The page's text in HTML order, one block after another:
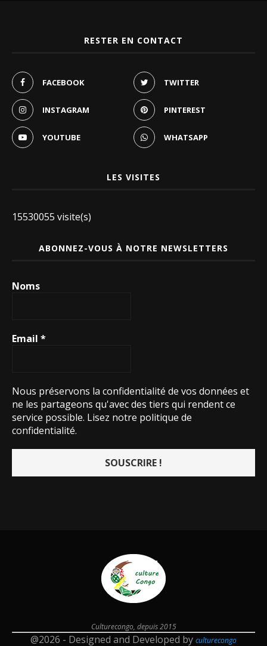
RESTER EN CONTACT
FACEBOOK TWITTER
INSTAGRAM PINTEREST
YOUTUBE WHATSAPP
LES VISITES
15530055 visite(s)
ABONNEZ-VOUS À NOTRE NEWSLETTERS
Noms
Email *
Nous préservons la confidentialité de vos données et
ne les partageons qu'avec des tiers qui rendent ce
service possible. Lisez notre politique de
confidentialité.
Culturecongo, depuis 2015
@2026 - Designed and Developed by culturecongo